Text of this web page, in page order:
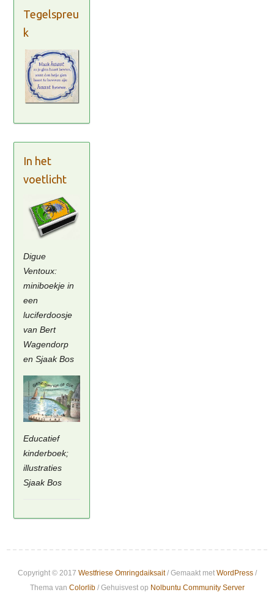
Tegelspreu
k
In het
voetlicht
Digue
Ventoux:
miniboekje in
een
luciferdoosje
van Bert
Wagendorp
en Sjaak Bos
Educatief
kinderboek;
illustraties
Sjaak Bos
Copyright © 2017 Westfriese Omringdaiksait/ Gemaakt met WordPress/
Thema van Colorlib/ Gehuisvest op Nolbuntu Community Server